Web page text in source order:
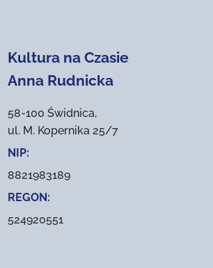
Kultura na Czasie
Anna Rudnicka
58-100 Świdnica,
ul. M. Kopernika 25/7
NIP:
8821983189
REGON:
524920551